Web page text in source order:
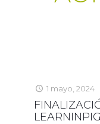
1 mayo, 2024